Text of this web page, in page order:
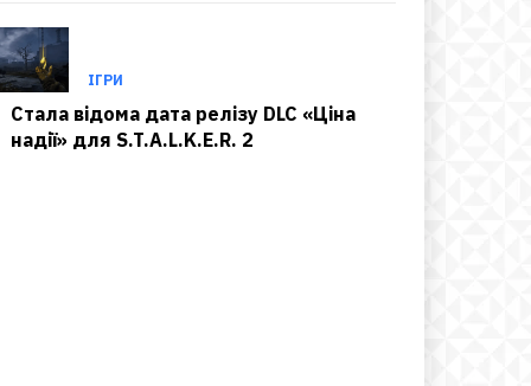
ІГРИ
Стала відома дата релізу DLC «Ціна
надії» для S.T.A.L.K.E.R. 2